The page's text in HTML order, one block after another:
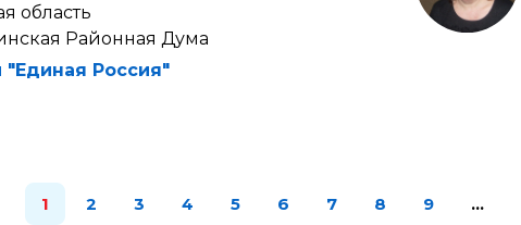
область
Районная Дума
"Единая Россия"
1 2 3 4 5 6 7 8 9 …